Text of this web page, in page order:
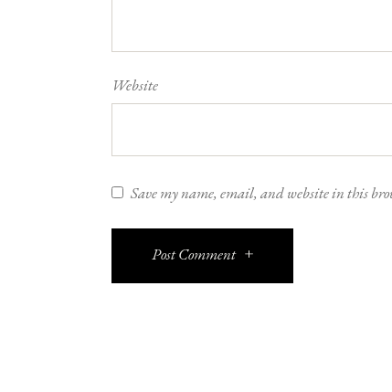
Website
Save my name, email, and website in this
Post Comment